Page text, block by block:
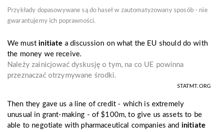
Przykłady dopasowywane są do haseł w zautomatyzowany sposób - nie
gwarantujemy ich poprawności.
We mustinitiate a discussion on what the EU should do with
the money we receive.
Należy zainicjować dyskusję o tym, na co UE powinna
przeznaczać otrzymywane środki.
STATMT.ORG
Then they gave us a line of credit - which is extremely
unusual in grant-making - of $100m, to give us assets to be
able to negotiate with pharmaceutical companies and initiate